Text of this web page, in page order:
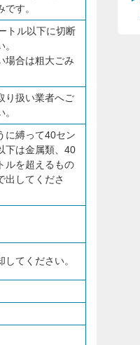
す。
トル以下に切断
場合は粗大ごみ
り扱い業者へご
に縛って40セン
下は金属類、40
ルを超えるもの
出してくださ
してください。